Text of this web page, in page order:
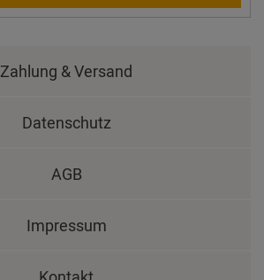
Zahlung & Versand
Datenschutz
AGB
Impressum